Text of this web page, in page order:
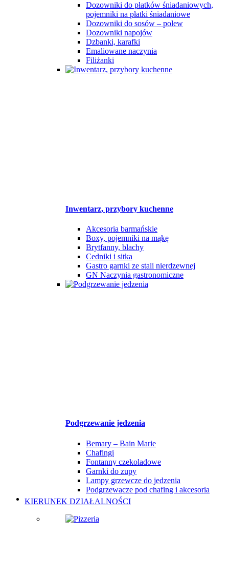
Dozowniki do płatków śniadaniowych,
pojemniki na płatki śniadaniowe
Dozowniki do sosów – polew
Dozowniki napojów
Dzbanki, karafki
Emaliowane naczynia
Filiżanki
Inwentarz, przybory kuchenne
Akcesoria barmańskie
Boxy, pojemniki na mąkę
Brytfanny, blachy
Cedniki i sitka
Gastro garnki ze stali nierdzewnej
GN Naczynia gastronomiczne
Podgrzewanie jedzenia
Bemary – Bain Marie
Chafingi
Fontanny czekoladowe
Garnki do zupy
Lampy grzewcze do jedzenia
Podgrzewacze pod chafing i akcesoria
KIERUNEK DZIAŁALNOŚCI